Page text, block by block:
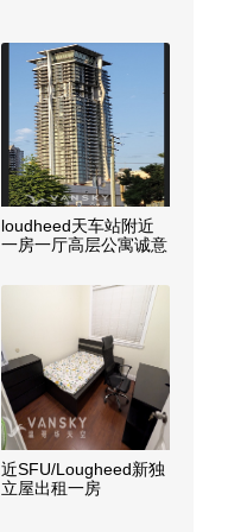
loudheed天车站附近
一房一厅高层公寓诚意
近SFU/Lougheed新独
立屋出租一房